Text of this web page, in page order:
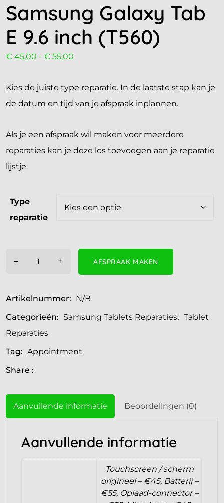
Samsung Galaxy Tab
E 9.6 inch (T560)
€ 45,00 - € 55,00
Kies de juiste type reparatie. In de laatste stap kan je
de datum en tijd van je afspraak inplannen.
Als je een afspraak wil maken voor meerdere
reparaties kan je deze los toevoegen aan je reparatie
lijstje.
Type
reparatie
- + AFSPRAAK MAKEN
Artikelnummer: N/B
Categorieën: Samsung Tablets Reparaties, Tablet
Reparaties
Tag: Appointment
Share :
Aanvullende informatie Beoordelingen (0)
Aanvullende informatie
Touchscreen / scherm
origineel – €45, Batterij –
€55, Oplaad-connector –